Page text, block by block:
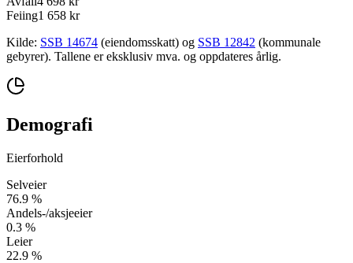
Feiing1 658 kr
Kilde: SSB 14674 (eiendomsskatt) og SSB 12842 (kommunale
gebyrer). Tallene er eksklusiv mva. og oppdateres årlig.
Demografi
Eierforhold
Selveier
76.9 %
Andels-/aksjeeier
0.3 %
Leier
22.9 %